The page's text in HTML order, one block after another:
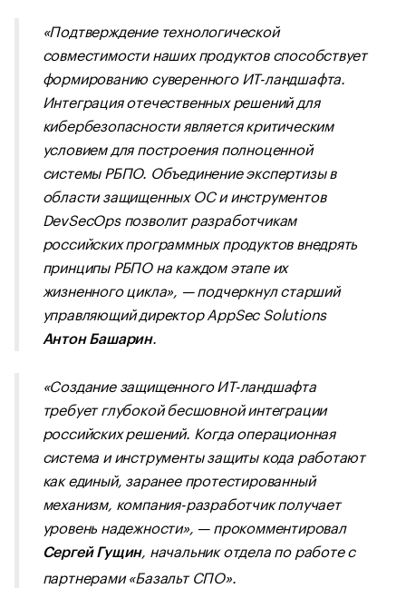
«Подтверждение технологической
совместимости наших продуктов способствует
формированию суверенного ИТ-ландшафта.
Интеграция отечественных решений для
кибербезопасности является критическим
условием для построения полноценной
системы РБПО. Объединение экспертизы в
области защищенных ОС и инструментов
DevSecOps позволит разработчикам
российских программных продуктов внедрять
принципы РБПО на каждом этапе их
жизненного цикла», —подчеркнул старший
управляющий директор AppSec Solutions
Антон Башарин.
«Создание защищенного ИТ-ландшафта
требует глубокой бесшовной интеграции
российских решений. Когда операционная
система и инструменты защиты кода работают
как единый, заранее протестированный
механизм, компания-разработчик получает
уровень надежности», —прокомментировал
Сергей Гущин, начальник отдела по работе с
партнерами «Базальт СПО».